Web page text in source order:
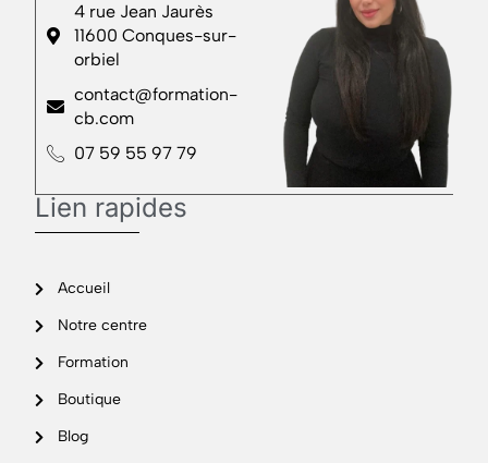
4 rue Jean Jaurès
11600 Conques-sur-
orbiel
contact@formation-
cb.com
07 59 55 97 79
Lien rapides
Accueil
Notre centre
Formation
Boutique
Blog